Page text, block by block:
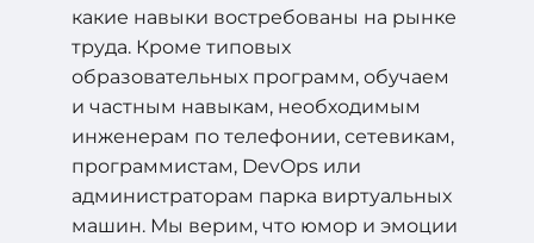
какие навыки востребованы на рынке
труда. Кроме типовых
образовательных программ, обучаем
и частным навыкам, необходимым
инженерам по телефонии, сетевикам,
программистам, DevOps или
администраторам парка виртуальных
машин. Мы верим, что юмор и эмоции